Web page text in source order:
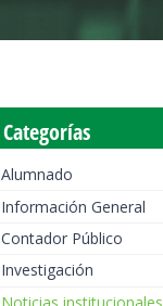
Categorías
Alumnado
Información General
Contador Público
Investigación
Noticias institucionales